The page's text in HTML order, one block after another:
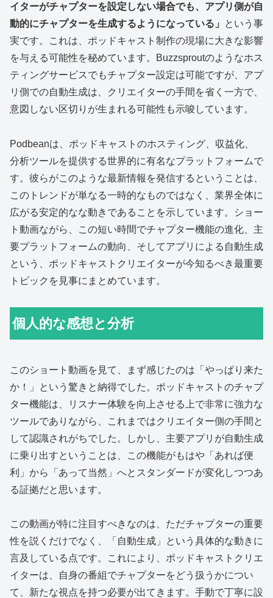
イターがチャプターを設定しない場合でも、アプリ側が自
動的にチャプターを生成するようになっている」
という事
実です。これは、ポッドキャスト制作の現場に大きな影響
を与える可能性を秘めています。Buzzsproutのようなホス
ティングサービスでもチャプター設定は可能ですが、アプ
リ側での自動生成は、クリエイターの手間を省く一方で、
意図しない区切りが生まれる可能性も示唆しています。
Podbeanは、ポッドキャストのホスティング、収益化、
分析ツールを提供する世界的に有名なプラットフォームで
す。彼らがこのような最新情報を発信するということは、
このトレンドが単なる一時的なものではなく、業界全体に
広がる安定的なな動きであることを示しています。ショー
ト動画ながら、この短い時間でチャプター機能の進化、主
要プラットフォームの動向、そしてアプリによる自動生成
という、ポッドキャストクリエイターが今知るべき最重要
トピックを見事にまとめています。
個人的な感想と分析
このショート動画を見て、まず感じたのは「やっぱり来た
か！」という驚きと納得でした。ポッドキャストのチャプ
ター機能は、リスナー体験を向上させる上で非常に強力な
ツールでありながら、これまではクリエイター側の手間と
して認識されがちでした。しかし、主要アプリが自動生成
に乗り出すということは、この機能がもはや「あれば便
利」から「あって当然」へとスタンダードが変化しつつあ
る証拠だと思います。
この動画が特に注目すべきなのは、ただチャプターの重要
性を説くだけでなく、「自動生成」という具体的な動きに
言及している点です。これにより、ポッドキャストクリエ
イターは、自身の番組でチャプターをどう扱うかについ
て、新たな視点を持つ必要が出てきます。手動で丁寧に設